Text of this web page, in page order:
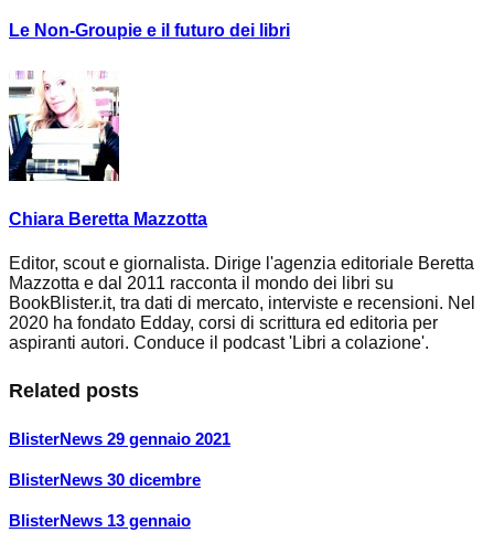
Le Non-Groupie e il futuro dei libri
Chiara Beretta Mazzotta
Editor, scout e giornalista. Dirige l'agenzia editoriale Beretta
Mazzotta e dal 2011 racconta il mondo dei libri su
BookBlister.it, tra dati di mercato, interviste e recensioni. Nel
2020 ha fondato Edday, corsi di scrittura ed editoria per
aspiranti autori. Conduce il podcast 'Libri a colazione'.
Related posts
BlisterNews 29 gennaio 2021
BlisterNews 30 dicembre
BlisterNews 13 gennaio